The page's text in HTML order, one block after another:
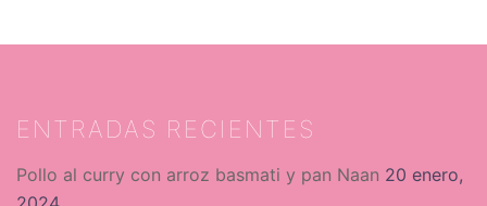
ENTRADAS RECIENTES
Pollo al curry con arroz basmati y pan Naan 20 enero,